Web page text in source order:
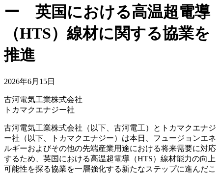
ー 英国における高温超電導
（HTS）線材に関する協業を
推進
2026年6月15日
古河電気工業株式会社
トカマクエナジー社
古河電気工業株式会社（以下、古河電工）とトカマクエナジ
ー社（以下、トカマクエナジー）は本日、フュージョンエネ
ルギーおよびその他の先端産業用途における将来需要に対応
するため、英国における高温超電導（HTS）線材能力の向上
可能性を探る協業を一層強化する新たなステップに進んだこ